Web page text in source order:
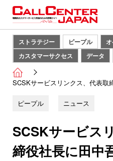
ストラテジー ピープル
カスタマーサクセス
データ
SCSKサービスリンクス、代表取
ピープル ニュース
SCSKサービス
締役社長に田中